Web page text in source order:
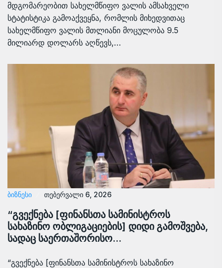
მდგომარეობით სახელმწიფო ვალის ამსახველი
სტატისტიკა გამოაქვეყნა, რომლის მიხედვითაც
სახელმწიფო ვალის მთლიანი მოცულობა 9.5
მილიარდ დოლარს აღწევს,…
ᲑᲘᲖᲜᲔᲡᲘ თებერვალი 6, 2026
“გვექნება [ფინანსთა სამინისტროს
სახაზინო ობლიგაციების] დიდი გამოშვება,
სადაც საერთაშორისო…
“გვექნება [ფინანსთა სამინისტროს სახაზინო